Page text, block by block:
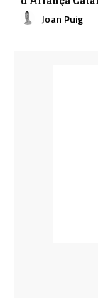
Joan Puig